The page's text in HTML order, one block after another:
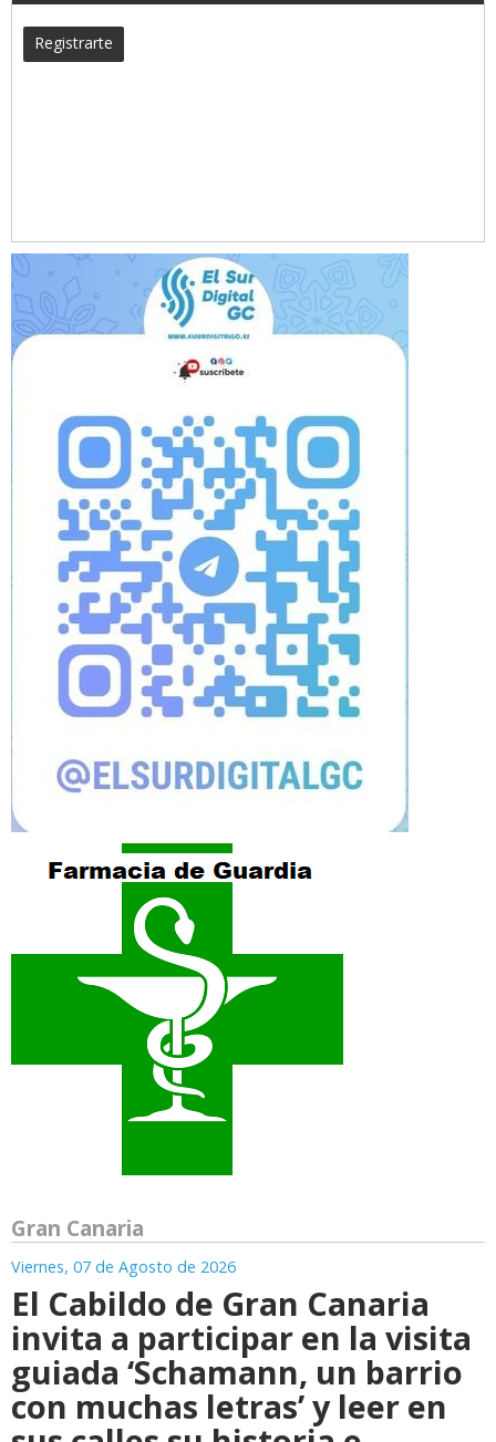
Registrarte
Gran Canaria
Viernes, 07 de Agosto de 2026
El Cabildo de Gran Canaria
invita a participar en la visita
guiada ‘Schamann, un barrio
con muchas letras’ y leer en